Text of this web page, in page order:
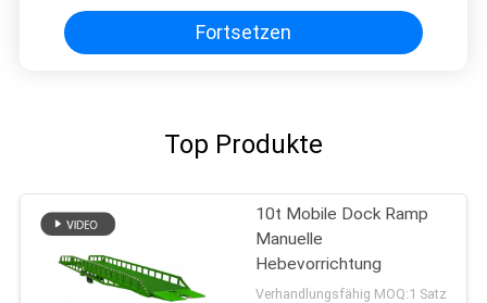
Fortsetzen
Top Produkte
10t Mobile Dock Ramp
Manuelle
Hebevorrichtung
Verhandlungsfähig MOQ:1 Satz